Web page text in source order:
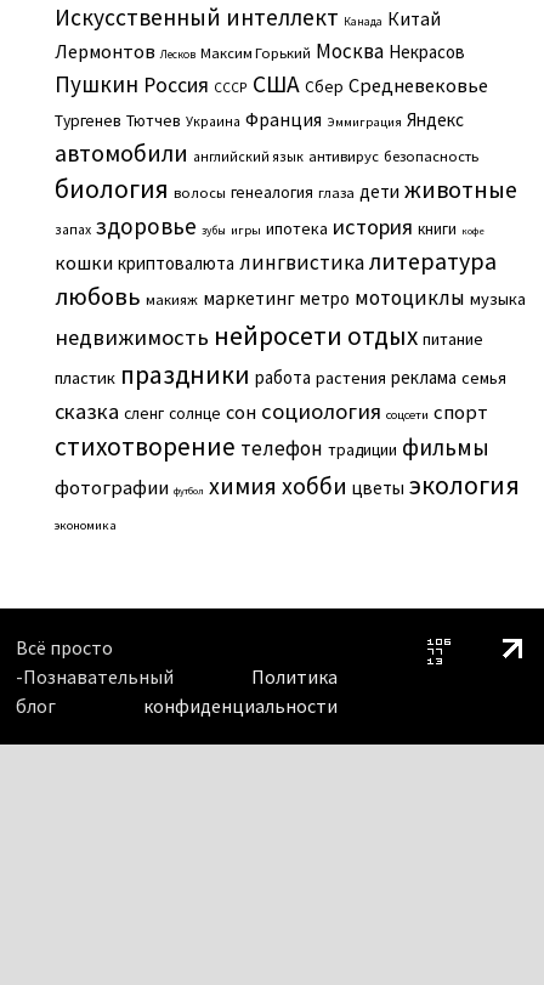
Искусственный интеллект Канада Китай
Лермонтов Лесков Максим Горький Москва Некрасов
Пушкин Россия СССР США Сбер Средневековье
Тургенев Тютчев Украина Франция Эммиграция Яндекс
автомобили английский язык антивирус безопасность
биология волосы генеалогия глаза дети животные
запах здоровье зубы игры ипотека история книги кофе
кошки криптовалюта лингвистикалитература
любовь макияж маркетинг метро мотоциклы музыка
недвижимость нейросети отдых питание
пластик праздники работа растения реклама семья
сказка сленг солнце сон социология соцсети спорт
стихотворение телефон традиции фильмы
фотографии футбол химия хобби цветы экология
экономика
Всё просто
-Познавательный
блог
Политика
конфиденциальности